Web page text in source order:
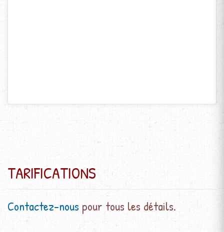
TARIFICATIONS
Contactez-nous pour tous les détails.